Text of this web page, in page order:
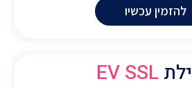
להזמין עכשיו
EV SSL